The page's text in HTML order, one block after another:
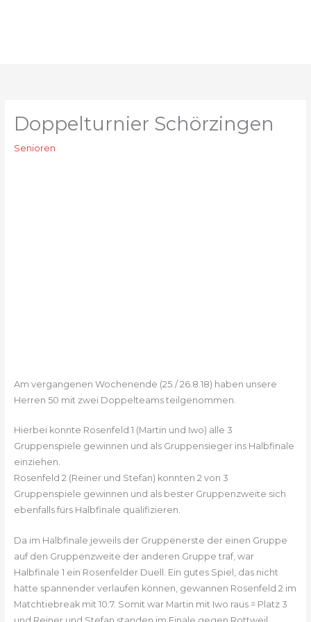
Doppelturnier Schörzingen
Senioren
Am vergangenen Wochenende (25./ 26.8.18) haben unsere
Herren 50 mit zwei Doppelteams teilgenommen.
Hierbei konnte Rosenfeld 1 (Martin und Iwo) alle 3
Gruppenspiele gewinnen und als Gruppensieger ins Halbfinale
einziehen.
Rosenfeld 2 (Reiner und Stefan) konnten 2 von 3
Gruppenspiele gewinnen und als bester Gruppenzweite sich
ebenfalls fürs Halbfinale qualifizieren.
Da im Halbfinale jeweils der Gruppenerste der einen Gruppe
auf den Gruppenzweite der anderen Gruppe traf, war
Halbfinale 1 ein Rosenfelder Duell. Ein gutes Spiel, das nicht
hätte spannender verlaufen können, gewannen Rosenfeld 2 im
Matchtiebreak mit 10:7. Somit war Martin mit Iwo raus = Platz 3